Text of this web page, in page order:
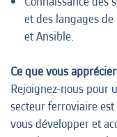
et des langages
et Ansible.
Ce que vous
Rejoignez-nous pour
secteur ferroviaire
vous développer et